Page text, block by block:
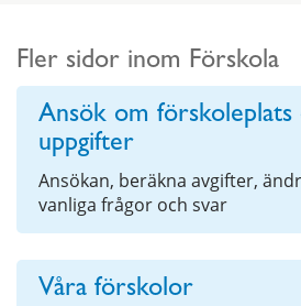
Fler sidor inom Förskola
Ansök om förskoleplats
uppgifter
Ansökan, beräkna avgifter,
vanliga frågor och svar
Våra förskolor